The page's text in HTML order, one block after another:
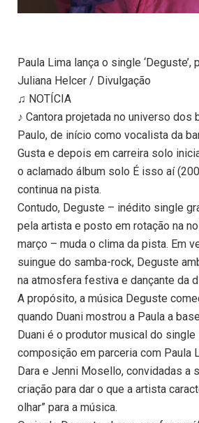
Paula Lima lança o single
Juliana Helcer / Divulgação
♫ NOTÍCIA
♪ Cantora projetada no universo dos
Paulo, de início como vocalista da
Gusta e depois em carreira solo
o aclamado álbum solo É isso aí
continua na pista.
Contudo, Deguste – inédito single
pela artista e posto em rotação na
março – muda o clima da pista. Em
suingue do samba-rock, Deguste
na atmosfera festiva e dançante da
A propósito, a música Deguste
quando Duani mostrou a Paula a
Duani é o produtor musical do
composição em parceria com Paula
Dara e Jenni Mosello, convidadas a
criação para dar o que a artista
olhar” para a música.